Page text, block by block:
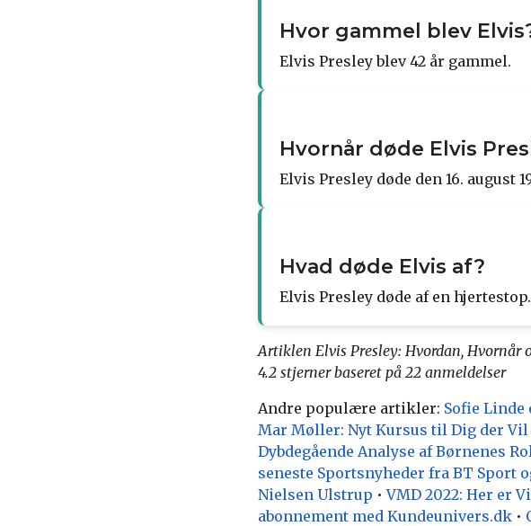
Hvor gammel blev
Elvis Presley blev 42 år gammel.
Hvornår døde Elvis
Elvis Presley døde den 16. august
Hvad døde Elvis af?
Elvis Presley døde af en hjertestop.
Artiklen Elvis Presley: Hvordan, Hvornår
4.2 stjerner baseret på 22 anmeldelser
Andre populære artikler: Sofie Linde
Mar Møller: Nyt Kursus til Dig der
Dybdegående Analyse af Børnenes
seneste Sportsnyheder fra BT Sport
Nielsen Ulstrup •VMD 2022: Her er
abonnement med Kundeunivers.dk •